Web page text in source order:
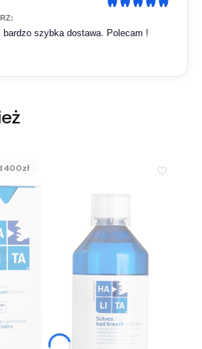
bardzo szybka dostawa. Polecam !